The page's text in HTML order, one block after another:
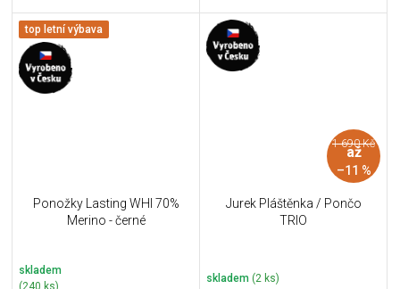
top letní výbava
Ponožky Lasting WHI 70%
Merino - černé
skladem
(240 ks)
1 690 Kč
až
–11 %
Jurek Pláštěnka / Pončo
TRIO
skladem (2 ks)